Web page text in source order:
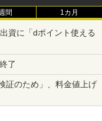
間 1カ月
資に「dポイント使える
了
証のため」、料金値上げ